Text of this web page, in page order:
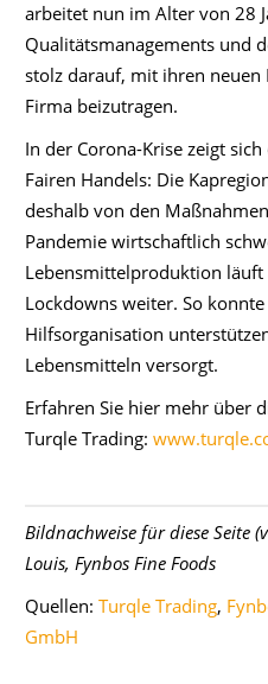
arbeitet nun im Alter von 28
Qualitätsmanagements und
stolz darauf, mit ihren neuen
Firma beizutragen.
In der Corona-Krise zeigt
Fairen Handels: Die
deshalb von den
Pandemie wirtschaftlich
Lebensmittelproduktion läuft
Lockdowns weiter. So
Hilfsorganisation
Lebensmitteln versorgt.
Erfahren Sie hier mehr über
Turqle Trading:
Bildnachweise für diese Seite
Louis, Fynbos Fine Foods
Quellen: Turqle Trading,
GmbH